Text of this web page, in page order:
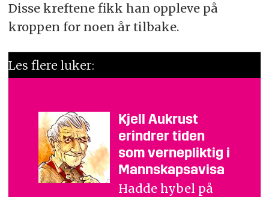
Disse kreftene fikk han oppleve på
kroppen for noen år tilbake.
Les flere luker:
Kjell Aukrust
erindrer tiden
som vernepliktig i
Mannskapsavisa
Hadde hybel på